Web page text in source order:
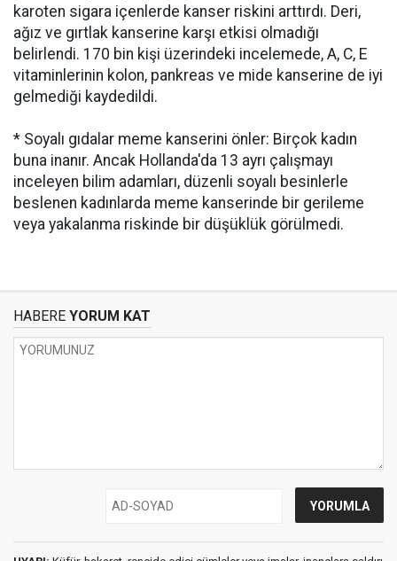
karoten sigara içenlerde kanser riskini arttırdı. Deri,
ağız ve gırtlak kanserine karşı etkisi olmadığı
belirlendi. 170 bin kişi üzerindeki incelemede, A, C, E
vitaminlerinin kolon, pankreas ve mide kanserine de iyi
gelmediği kaydedildi.
* Soyalı gıdalar meme kanserini önler: Birçok kadın
buna inanır. Ancak Hollanda'da 13 ayrı çalışmayı
inceleyen bilim adamları, düzenli soyalı besinlerle
beslenen kadınlarda meme kanserinde bir gerileme
veya yakalanma riskinde bir düşüklük görülmedi.
HABERE YORUM KAT